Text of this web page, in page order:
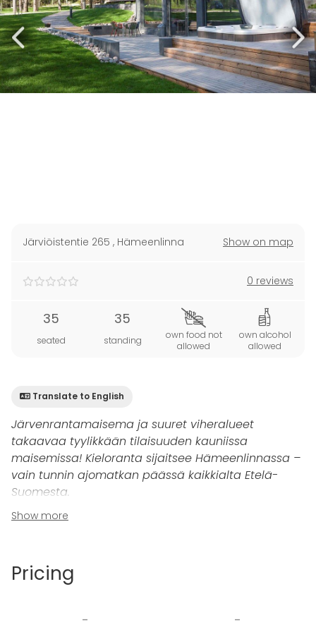
Järviöistentie 265 , Hämeenlinna Show on map
0 reviews
35
seated
35
standing
own food not
allowed
own alcohol
allowed
Translate to English
Järvenrantamaisema ja suuret viheralueet
takaavaa tyylikkään tilaisuuden kauniissa
maisemissa! Kieloranta sijaitsee Hämeenlinnassa –
vain tunnin ajomatkan päässä kaikkialta Etelä-
Suomesta.
Kieloranta
arkkitehtuurin, harmonisen luonnon ja modernin
Show more
Pricing
- -